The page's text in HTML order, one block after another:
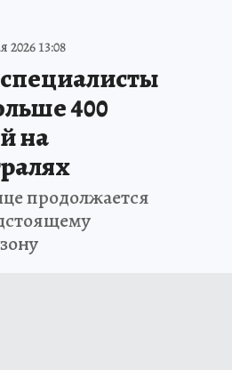
2026 13:08
400
на
продолжается